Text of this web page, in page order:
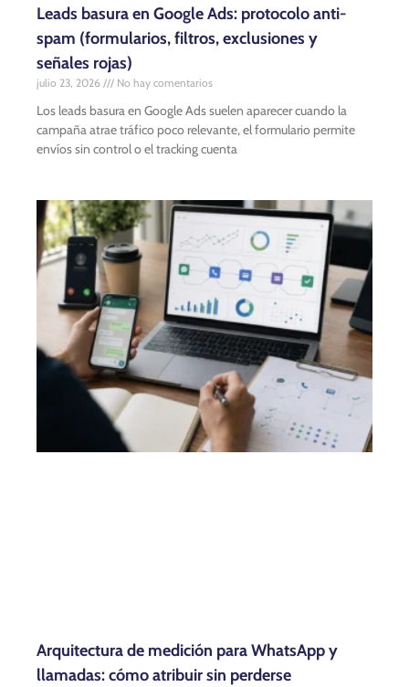
Leads basura en Google Ads: protocolo anti-
spam (formularios, filtros, exclusiones y
señales rojas)
julio 23, 2026 No hay comentarios
Los leads basura en Google Ads suelen aparecer cuando la
campaña atrae tráfico poco relevante, el formulario permite
envíos sin control o el tracking cuenta
Arquitectura de medición para WhatsApp y
llamadas: cómo atribuir sin perderse